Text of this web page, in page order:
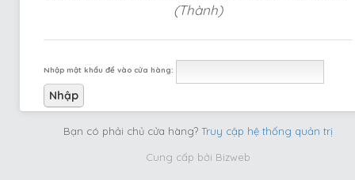
(Thành)
Nhập mật khẩu để vào cửa hàng:
Bạn có phải chủ cửa hàng? Truy cập hệ thống quản trị
Cung cấp bởi Bizweb